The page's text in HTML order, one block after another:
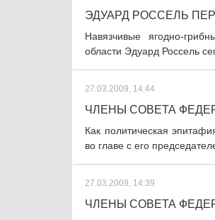
ЭДУАРД РОССЕЛЬ
Навязчивые ягодно-
области Эдуард Россель
27.03.2009, 14:44
ЧЛЕНЫ СОВЕТА
Как политическая
во главе с его
27.03.2009, 14:39
ЧЛЕНЫ СОВЕТА